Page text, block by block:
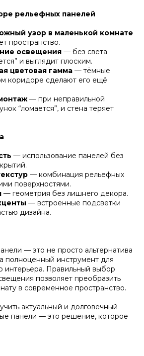
рельефных панелей
узор в маленькой комнате
пространство.
освещения — без света
и выглядит плоским.
цветовая гамма — тёмные
коридоре сделают его ещё
— при неправильной
“ломается”, и стена теряет
— использование панелей без
— комбинация рельефных
поверхностями.
— геометрия без лишнего декора.
— встроенные подсветки
дизайна.
— это не просто альтернатива
полноценный инструмент для
интерьера. Правильный выбор
позволяет преобразить
в современное пространство.
актуальный и долговечный
панели — это решение, которое